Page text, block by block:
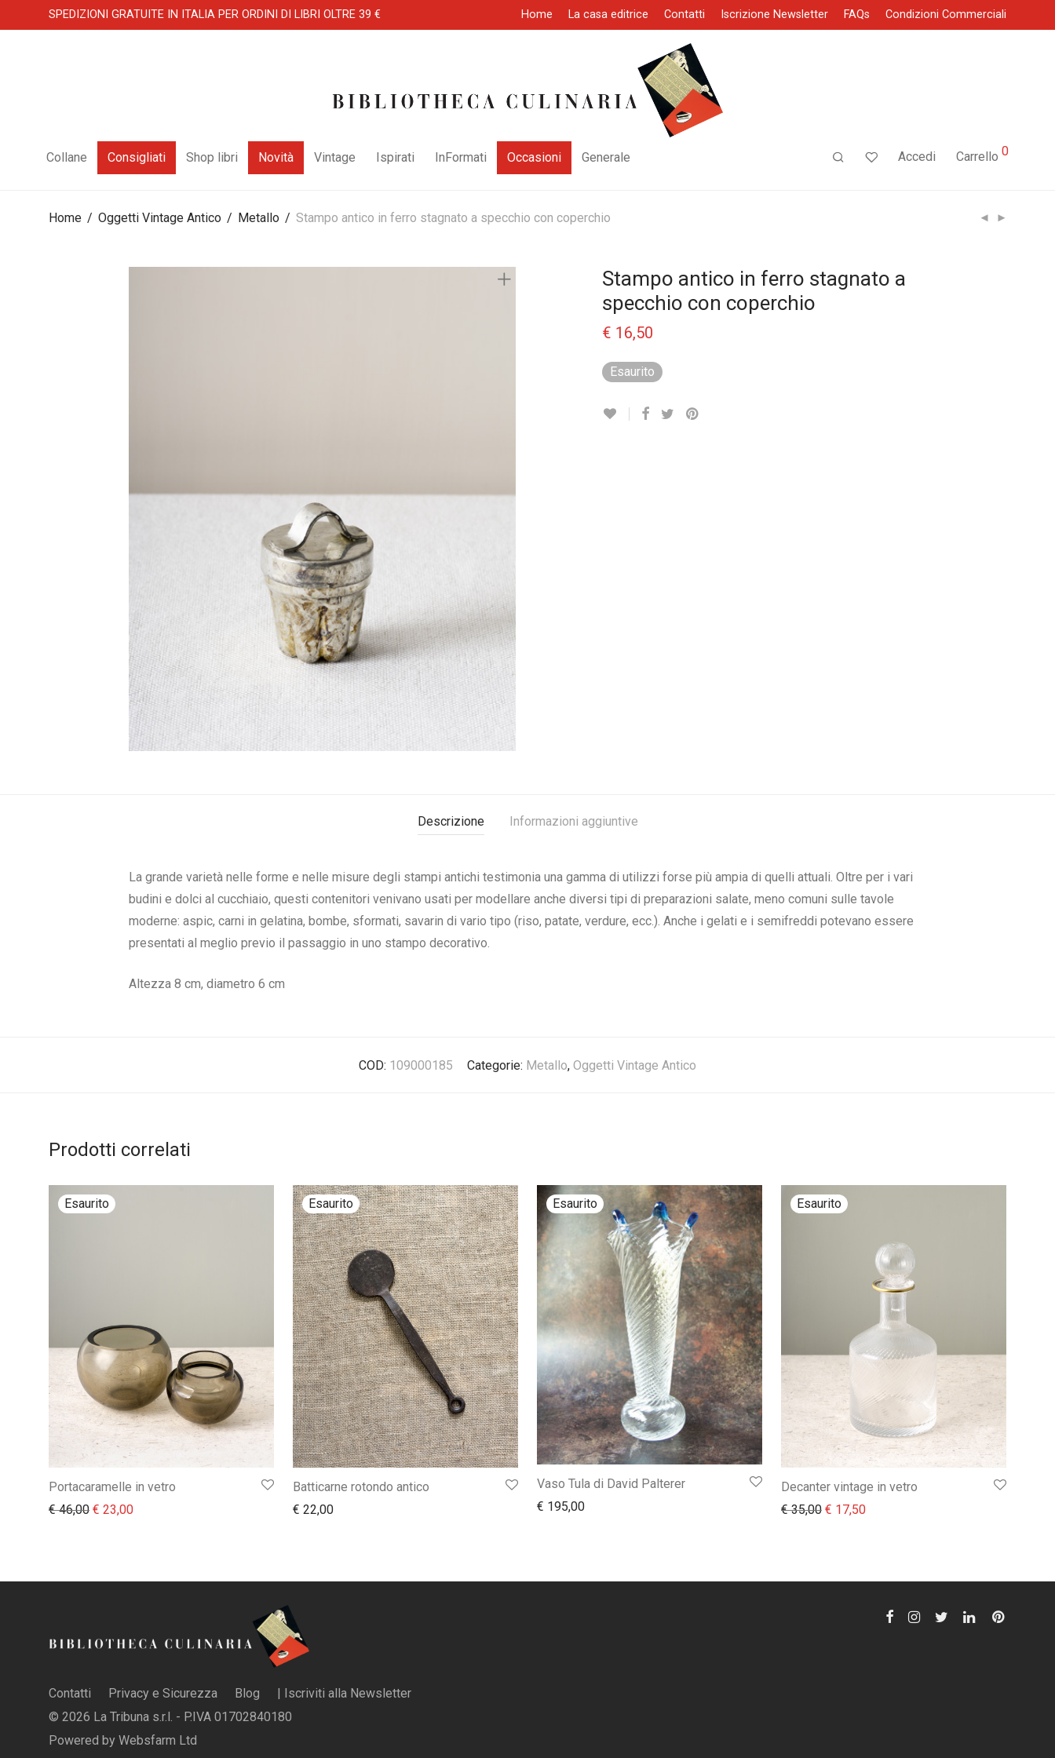
SPEDIZIONI GRATUITE IN ITALIA PER ORDINI DI LIBRI OLTRE 39 € Home La casa editrice Contatti Iscrizione Newsletter FAQs Condizioni Commerciali
Collane Consigliati Shop libri Novità Vintage Ispirati InFormati Occasioni Generale Accedi Carrello 0
Home / Oggetti Vintage Antico / Metallo / Stampo antico in ferro stagnato a specchio con coperchio
Stampo antico in ferro stagnato a
specchio con coperchio
€ 16,50
Esaurito
Descrizione Informazioni aggiuntive
La grande varietà nelle forme e nelle misure degli stampi antichi testimonia una gamma di utilizzi forse più ampia di quelli attuali. Oltre per i vari
budini e dolci al cucchiaio, questi contenitori venivano usati per modellare anche diversi tipi di preparazioni salate, meno comuni sulle tavole
moderne: aspic, carni in gelatina, bombe, sformati, savarin di vario tipo (riso, patate, verdure, ecc.). Anche i gelati e i semifreddi potevano essere
presentati al meglio previo il passaggio in uno stampo decorativo.
Altezza 8 cm, diametro 6 cm
COD: 109000185 Categorie: Metallo, Oggetti Vintage Antico
Prodotti correlati
Portacaramelle in vetro
€46,00 Il prezzo originale era: € 46,00.
€ 23,00Il prezzo attuale è: € 23,00.
Batticarne rotondo antico
€ 22,00
Vaso Tula di David Palterer
€ 195,00
Decanter vintage in vetro
€35,00 Il prezzo originale era: € 35,00.
€ 17,50Il prezzo attuale è: € 17,50.
Contatti Privacy e Sicurezza Blog
| Iscriviti alla Newsletter
© 2026 La Tribuna s.r.l. - P.IVA 01702840180
Powered by Websfarm Ltd